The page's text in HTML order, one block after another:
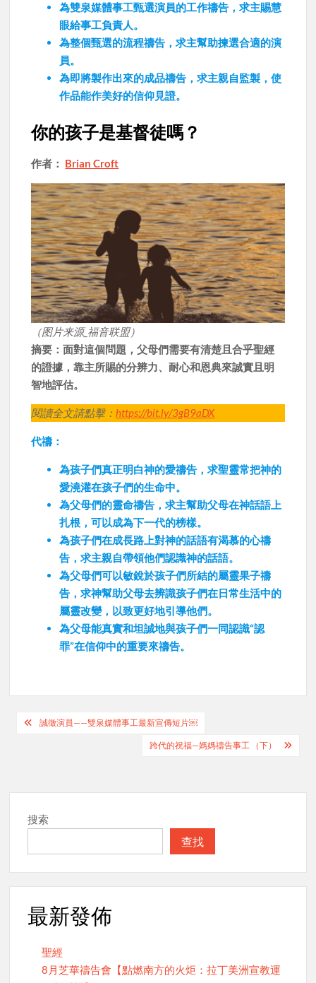
為雙泉媒體事工甄選演員的工作禱告，求主賜慧
眼給事工負責人。
為整個甄選的流程禱告，求主幫助揀選合適的演
員。
為即將製作出來的成品禱告，求主親自監製，使
作品能作美好的信仰見證。
你的孩子是基督徒嗎？
作者： Brian Croft
（图片来源_福音联盟）
摘要：面對這個問題，父母們需要有清楚且合乎聖經
的證據，靠主所賜的分辨力、耐心和恩典來誠實且明
智地評估。
閱讀全文請點擊：https://bit.ly/3gB9aDX
代禱：
為孩子們真正明白神的愛禱告，求聖靈常把神的
愛澆灌在孩子們的生命中。
為父母們的靈命禱告，求主幫助父母在神話語上
扎根，可以成為下一代的榜樣。
為孩子們在成長路上對神的話語有渴慕的心禱
告，求主親自帶領他們認識神的話語。
為父母們可以敏銳於孩子們所結的屬靈果子禱
告，求神幫助父母去辨識孩子們在日常生活中的
屬靈改變，以致更好地引導他們。
為父母能真實和坦誠地與孩子們一同認識“認
罪”在信仰中的重要來禱告。
Post誠徵演員——雙泉媒體事工最新宣傳短片￼
跨代的祝福—媽媽禱告事工 （下）
搜索
查找
最新發佈
聖經
8月芝華禱告會【點燃南方的火炬：拉丁美洲宣教運